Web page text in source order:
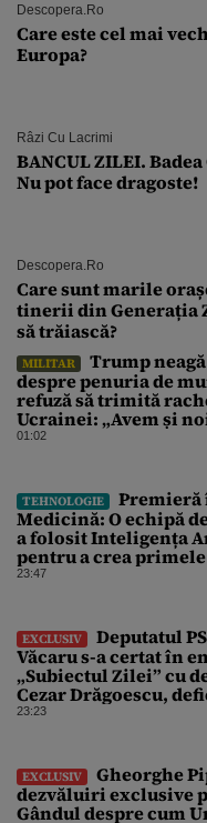
Descopera.ro
Care este cel mai
Europa?
Râzi Cu Lacrimi
BANCUL ZILEI.
Nu pot face dragoste!
Descopera.ro
Care sunt marile
tinerii din Generația
să trăiască?
MILITAR
Trump
despre penuria de
refuză să trimită
Ucrainei: „Avem și
rachete”
01:02
TEHNOLOGIE
Premieră
Medicină: O echipă
a folosit Inteligența
pentru a crea
sintetice la tratarea
23:47
EXCLUSIV
Deputatul
Văcaru s-a certat în
„Subiectul Zilei” cu
Cezar Drăgoescu,
motivul scandalului
23:23
EXCLUSIV
Gheorghe
dezvăluiri exclusive
Gândul despre cum